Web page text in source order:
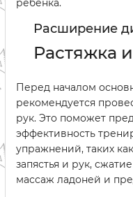
ребенка.
Расширение
Растяжка
Перед началом
рекомендуется
рук. Это поможет
эффективность
упражнений, таких
запястья и рук,
массаж ладоней и